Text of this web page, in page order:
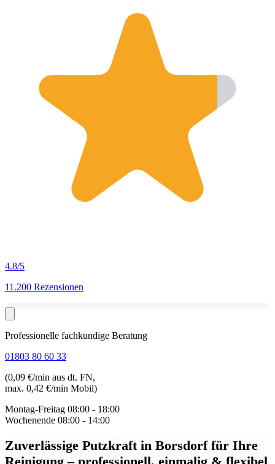
4.8/5
11.200 Rezensionen
Professionelle fachkundige Beratung
01803 80 60 33
(0,09 €/min aus dt. FN,
max. 0,42 €/min Mobil)
Montag-Freitag 08:00 - 18:00
Wochenende 08:00 - 14:00
Zuverlässige Putzkraft in Borsdorf für Ihre